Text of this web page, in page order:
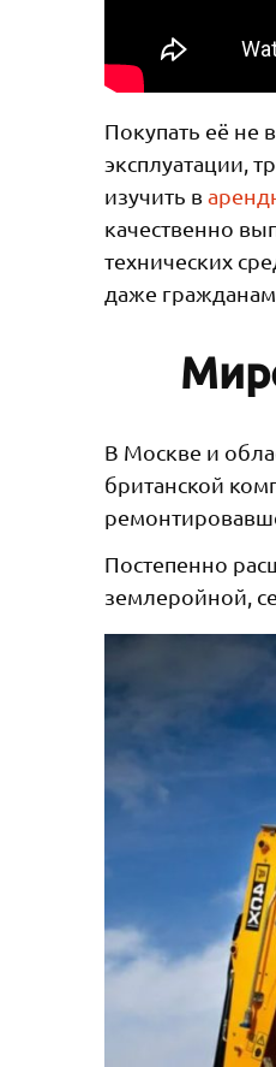
Покупать её не
эксплуатации,
изучить в
качественно
технических
даже
В Москве и
британской
Постепенно
землеройной,